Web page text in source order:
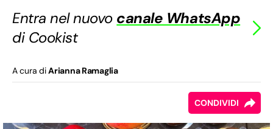
Entra nel nuovo canale WhatsApp
di Cookist
A cura diArianna Ramaglia
CONDIVIDI